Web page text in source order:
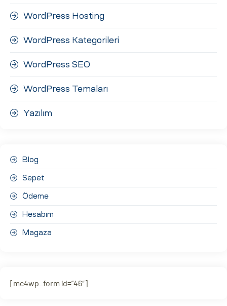
WordPress Hosting
WordPress Kategorileri
WordPress SEO
WordPress Temaları
Yazılım
Blog
Sepet
Ödeme
Hesabım
Magaza
[mc4wp_form id=”46″]